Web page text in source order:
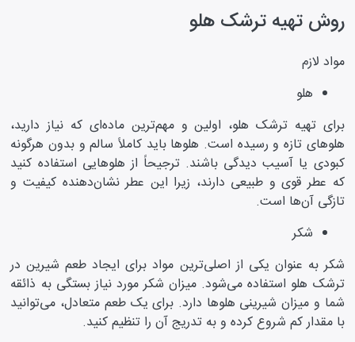
روش تهیه ترشک هلو
مواد لازم
هلو
برای تهیه ترشک هلو، اولین و مهم‌ترین ماده‌ای که نیاز دارید،
هلو‌های تازه و رسیده است. هلو‌ها باید کاملاً سالم و بدون هرگونه
کبودی یا آسیب دیدگی باشند. ترجیحاً از هلو‌هایی استفاده کنید
که عطر قوی و طبیعی دارند، زیرا این عطر نشان‌دهنده کیفیت و
تازگی آن‌ها است.
شکر
شکر به عنوان یکی از اصلی‌ترین مواد برای ایجاد طعم شیرین در
ترشک هلو استفاده می‌شود. میزان شکر مورد نیاز بستگی به ذائقه
شما و میزان شیرینی هلو‌ها دارد. برای یک طعم متعادل، می‌توانید
با مقدار کم شروع کرده و به تدریج آن را تنظیم کنید.